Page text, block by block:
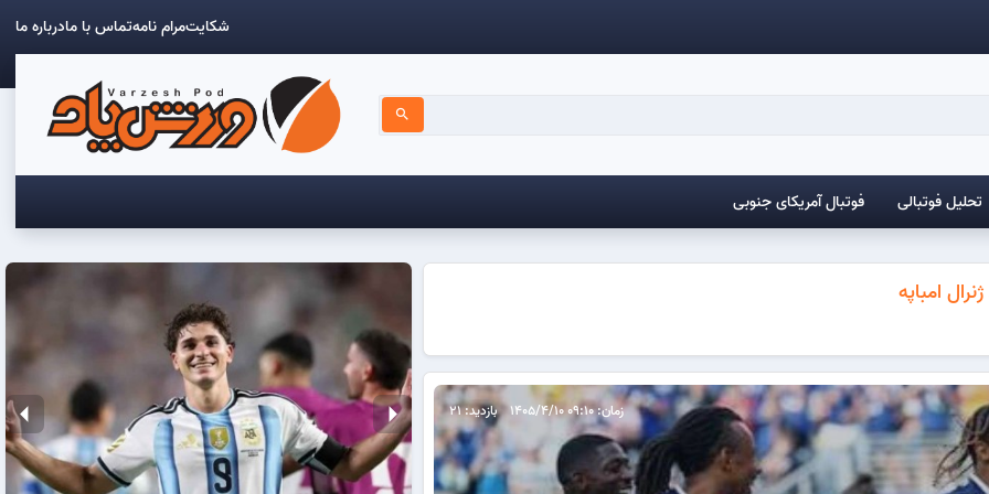
درباره ماتماس با مامرام نامهشکایت
search
تحلیل فوتبالی فوتبال آمریکای جنوبی
امباپه
زمان: 09:10 1405/4/10 بازدید: 21 arrow_right
arrow_left